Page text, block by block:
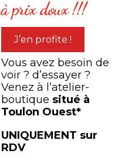
OISEAUX ESPIÈGLES
à prix doux !!!
J’en profite !
Vous avez besoin de
voir ? d’essayer ?
Venez à l’atelier-
boutique situé à
Toulon Ouest*
UNIQUEMENT sur
RDV